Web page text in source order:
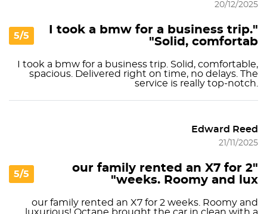
20/12/2025
5/5
"I took a bmw for a business trip.
Solid, comfortab"
I took a bmw for a business trip. Solid, comfortable,
spacious. Delivered right on time, no delays. The
service is really top-notch.
Edward Reed
21/11/2025
5/5
"our family rented an X7 for 2
weeks. Roomy and lux"
our family rented an X7 for 2 weeks. Roomy and